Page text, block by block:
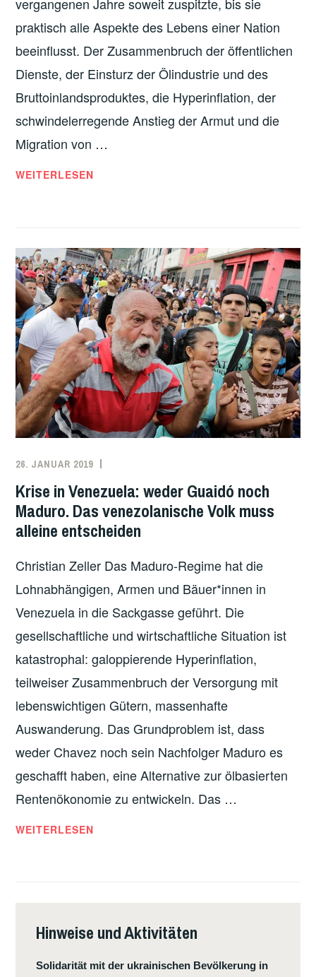
vergangenen Jahre soweit zuspitzte, bis sie
praktisch alle Aspekte des Lebens einer Nation
beeinflusst. Der Zusammenbruch der öffentlichen
Dienste, der Einsturz der Ölindustrie und des
Bruttoinlandsproduktes, die Hyperinflation, der
schwindelerregende Anstieg der Armut und die
Migration von …
INTERNATIONALE
DIE
BEENDUNG
DES
POLITISCHEN
KONFLIKTES
IN
VENEZUELA.
GEGEN
EINE
AUSLÄNDISCHE
EINMISCHUNG.
EINE
DEMOKRATISCHE
LÖSUNG,
VON
UND
FÜR
VENEZOLANISCHE
VOLK
WEITERLESEN
26. JANUAR 2019
SÜDAMERIKA,
TRANSNATIONALE
SOLIDARITÄT
VENEZUELA
Krise in Venezuela: weder Guaidó noch
Maduro. Das venezolanische Volk muss
alleine entscheiden
Christian Zeller Das Maduro-Regime hat die
Lohnabhängigen, Armen und Bäuer*innen in
Venezuela in die Sackgasse geführt. Die
gesellschaftliche und wirtschaftliche Situation ist
katastrophal: galoppierende Hyperinflation,
teilweiser Zusammenbruch der Versorgung mit
lebenswichtigen Gütern, massenhafte
Auswanderung. Das Grundproblem ist, dass
weder Chavez noch sein Nachfolger Maduro es
geschafft haben, eine Alternative zur ölbasierten
Rentenökonomie zu entwickeln. Das …
KRISE
MADURO.
WEITERLESEN
Hinweise und Aktivitäten
Solidarität mit der ukrainischen Bevölkerung in